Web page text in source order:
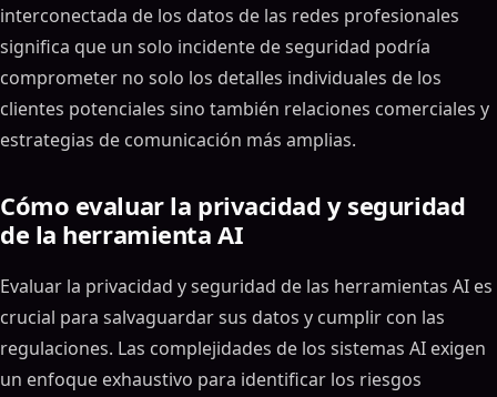
interconectada de los datos de las redes profesionales
significa que un solo incidente de seguridad podría
comprometer no solo los detalles individuales de los
clientes potenciales sino también relaciones comerciales y
estrategias de comunicación más amplias.
Cómo evaluar la privacidad y seguridad
de la herramienta AI
Evaluar la privacidad y seguridad de las herramientas AI es
crucial para salvaguardar sus datos y cumplir con las
regulaciones. Las complejidades de los sistemas AI exigen
un enfoque exhaustivo para identificar los riesgos